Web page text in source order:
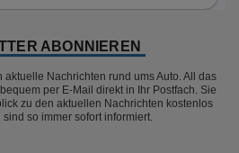
ABONNIEREN
Nachrichten rund ums Auto. All das
per E-Mail direkt in Ihr Postfach. Sie
zu den aktuellen Nachrichten kostenlos
so immer sofort informiert.